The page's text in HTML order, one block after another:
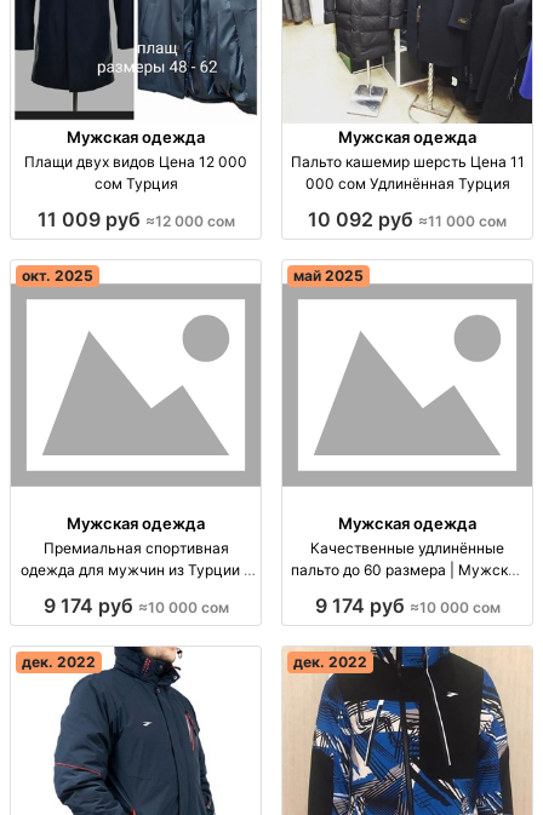
Мужская одежда
Плащи двух видов Цена 12 000
сом Турция
11 009 руб ≈12 000 сом
Мужская одежда
Пальто кашемир шерсть Цена 11
000 сом Удлинённая Турция
10 092 руб ≈11 000 сом
окт. 2025
Мужская одежда
Премиальная спортивная
одежда для мужчин из Турции -
Премиальная спортивная
костюмы M-3XL. Доставка по
Бишкеку и за границу.
9 174 руб ≈10 000 сом
май 2025
Мужская одежда
Качественные удлинённые
пальто до 60 размера | Мужская
производителей Пальто до 60
сделано в Турции. Цена: 10 000
9 174 руб ≈10 000 сом
дек. 2022 дек. 2022